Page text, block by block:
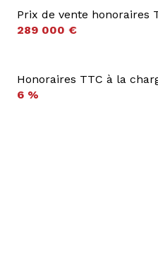
Prix de vente honoraires
289 000 €
Honoraires TTC à la
6 %